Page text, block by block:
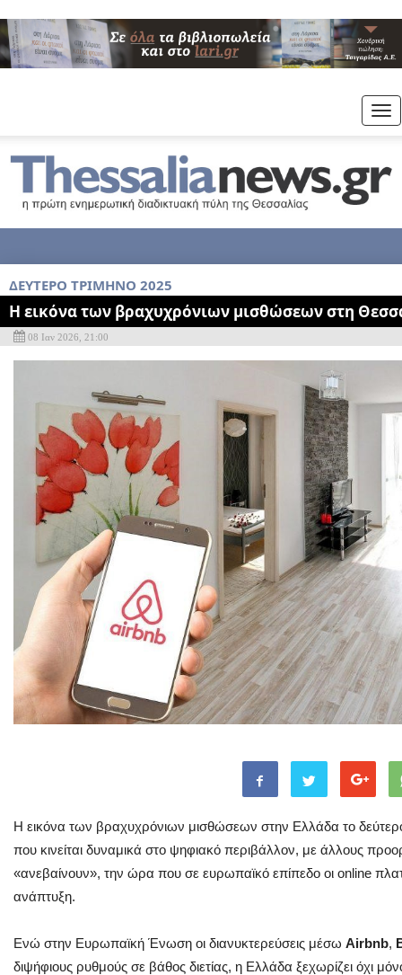
ΔΕΥΤΕΡΟ ΤΡΙΜΗΝΟ 2025
Η εικόνα των βραχυχρόνιων μισθώσεων στη
08 Ιαν 2026, 21:00
Η εικόνα των βραχυχρόνιων μισθώσεων στην Ελλάδα το
που κινείται δυναμικά στο ψηφιακό περιβάλλον, με άλλους
«ανεβαίνουν», την ώρα που σε ευρωπαϊκό επίπεδο οι online
ανάπτυξη.
Ενώ στην Ευρωπαϊκή Ένωση οι διανυκτερεύσεις μέσω Airbnb,
διψήφιους ρυθμούς σε βάθος διετίας, η Ελλάδα ξεχωρίζει όχι